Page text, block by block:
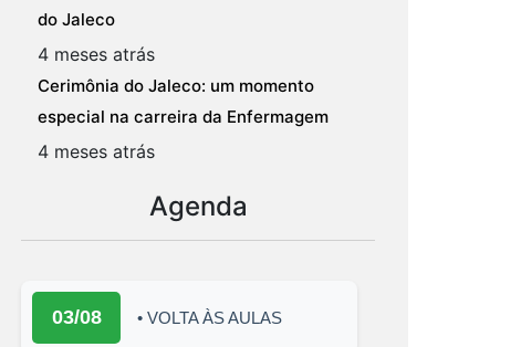
do Jaleco
4 meses atrás
Cerimônia do Jaleco: um momento
especial na carreira da Enfermagem
4 meses atrás
Agenda
03/08 • VOLTA ÀS AULAS